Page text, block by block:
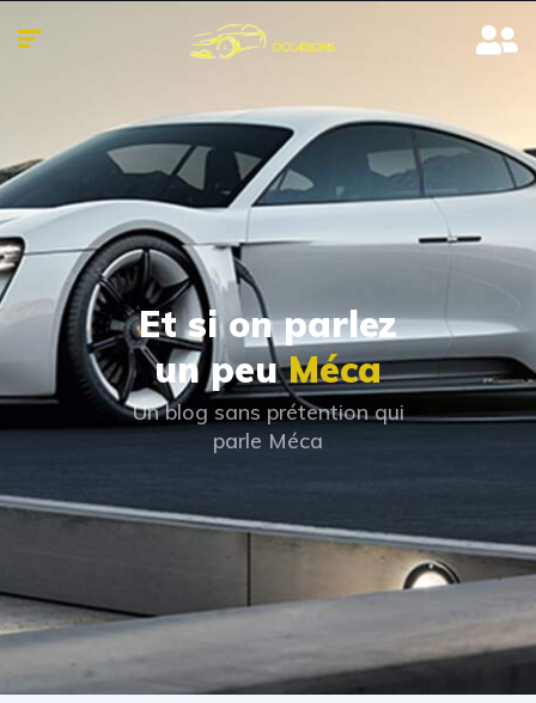
Et si on parlez
un peuMéca
Un blog sans prétention qui
parle Méca